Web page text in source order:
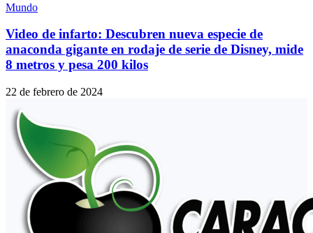
Mundo
Video de infarto: Descubren nueva especie de
anaconda gigante en rodaje de serie de Disney, mide
8 metros y pesa 200 kilos
22 de febrero de 2024